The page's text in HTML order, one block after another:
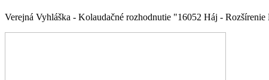
Verejná Vyhláška - Kolaudačné rozhodnutie "16052 Háj -